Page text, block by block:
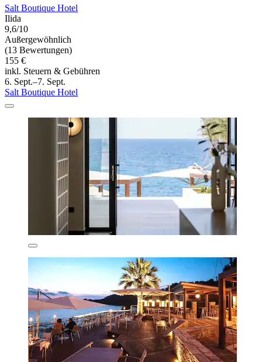
Salt Boutique Hotel
Ilida
9,6/10
Außergewöhnlich
(13 Bewertungen)
155 €
inkl. Steuern & Gebühren
6. Sept.–7. Sept.
Salt Boutique Hotel